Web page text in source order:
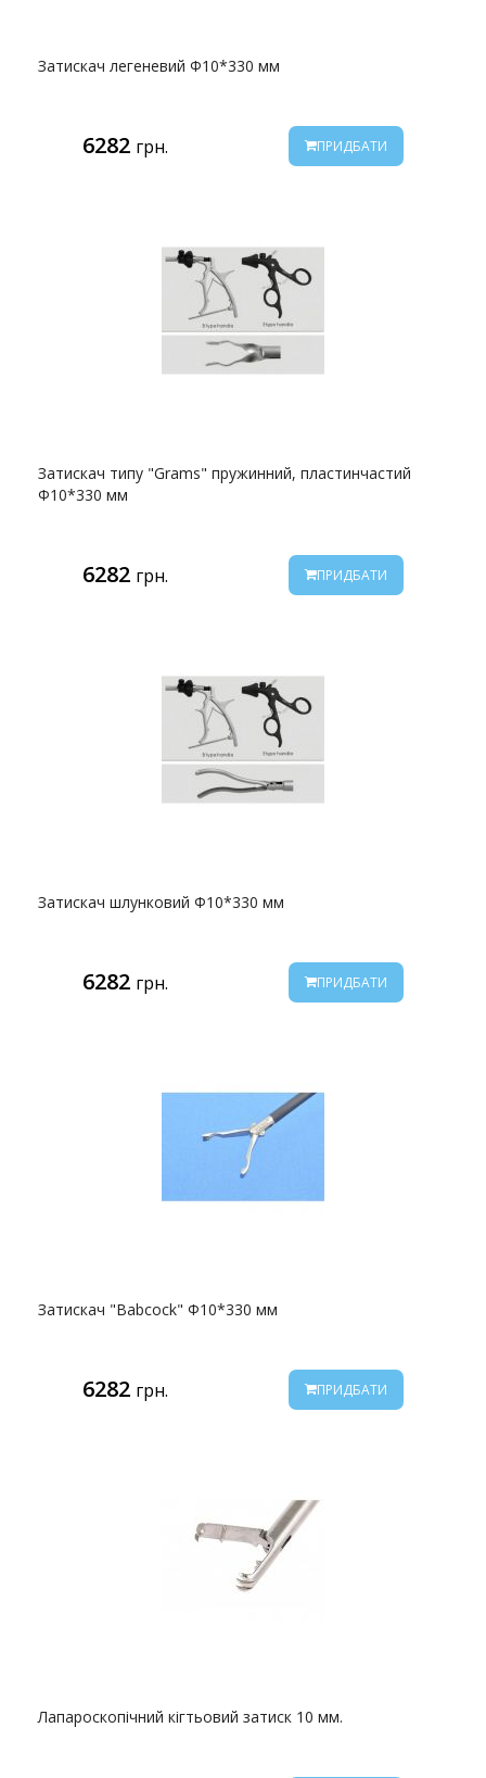
Затискач легеневий Ф10*330 мм
6282 грн. ПРИДБАТИ
Затискач типу "Grams" пружинний, пластинчастий
Ф10*330 мм
6282 грн. ПРИДБАТИ
Затискач шлунковий Ф10*330 мм
6282 грн. ПРИДБАТИ
Затискач "Babcock" Ф10*330 мм
6282 грн. ПРИДБАТИ
Лапароскопічний кігтьовий затиск 10 мм.